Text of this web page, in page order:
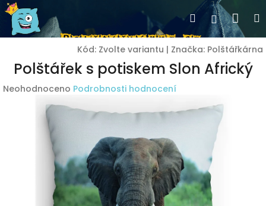
Přejít
na
obsah
Hledat
Kód: Zvolte variantu | Značka: Polštářkárna
Polštářek s potiskem Slon Africký
Průměrné
Neohodnoceno Podrobnosti hodnocení